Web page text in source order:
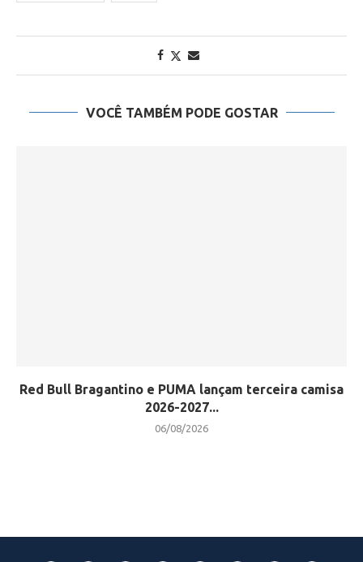
VOCÊ TAMBÉM PODE GOSTAR
Red Bull Bragantino e PUMA lançam terceira camisa
2026-2027...
06/08/2026